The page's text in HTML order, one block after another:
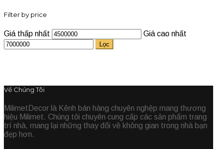
Filter by price
Giá thấp nhất Giá cao nhất
Lọc
Về Chúng Tôi
MilimetDecor là Kênh bán hàng chuyên nghệp mang thương
hiệu Milimet. Chúng tôi chuyên cung cấp các sản phẩm trang
trí nhà, mang lại những thay đổi về không gian trong nhà bạn
đẹp hơn.